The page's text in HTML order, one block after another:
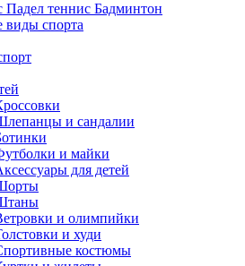
Падел теннис Бадминтон
виды спорта
и сандалии
и майки
для детей
и олимпийки
и худи
костюмы